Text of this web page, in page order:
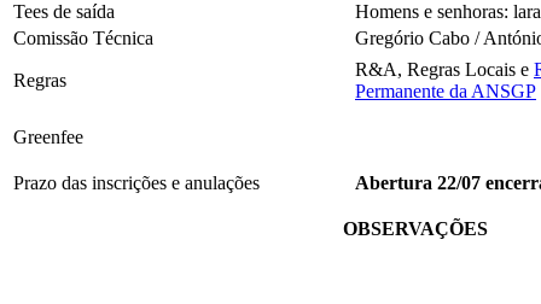
Tees de saída
Homens e senhoras:
Comissão Técnica
Gregório Cabo /
Regras
R&A, Regras Locais e
Permanente da ANSGP
Greenfee
Prazo das inscrições e anulações Abertura 22/07
OBSERVAÇÕES